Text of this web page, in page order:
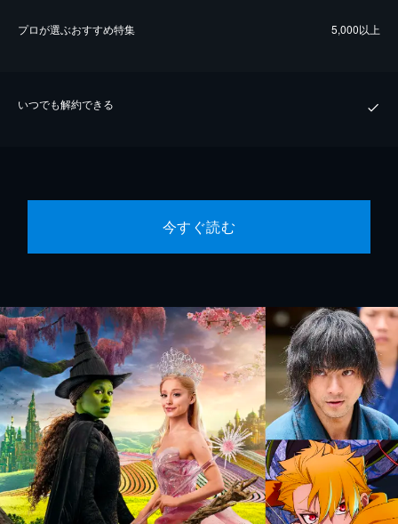
プロが選ぶおすすめ特集 5,000以上
いつでも解約できる
今すぐ読む